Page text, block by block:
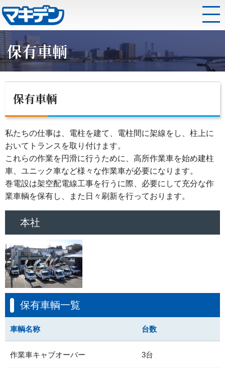
保有車輌
保有車輌
私たちの仕事は、電柱を建て、電柱間に架線をし、柱上に
おいてトランスを取り付けます。
これらの作業を円滑に行うために、高所作業車を始め建柱
車、ユニック車など様々な作業車が必要になります。
巻電設は架空配電線工事を行うに際、必要にして充分な作
業車輌を保有し、また日々刷新を行っております。
本社
保有車輌一覧
車輌名称 台数
作業車キャブオーバー 3台